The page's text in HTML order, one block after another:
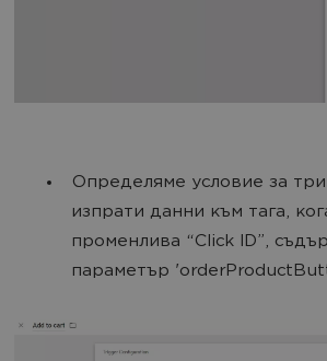
Определяме условие за
изпрати данни към тага,
променлива “Click ID”,
параметър